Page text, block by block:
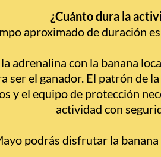
¿Cuánto dura la
aproximado de duración
adrenalina con la banana
ser el ganador. El patrón de
y el equipo de protección
actividad con
podrás disfrutar la